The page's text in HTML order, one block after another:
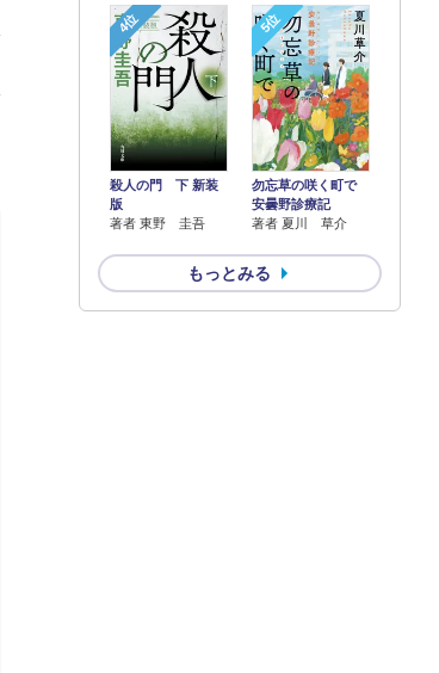
4位
殺人の門 下 新装
版
著者 東野 圭吾
5位
勿忘草の咲く町で
安曇野診療記
著者 夏川 草介
もっとみる